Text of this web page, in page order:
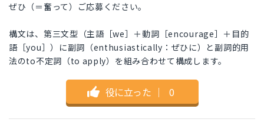
ぜひ（＝奮って）ご応募ください。
構文は、第三文型（主語［we］＋動詞［encourage］＋目的
語［you］）に副詞（enthusiastically：ぜひに）と副詞的用
法のto不定詞（to apply）を組み合わせて構成します。
役に立った ｜ 0